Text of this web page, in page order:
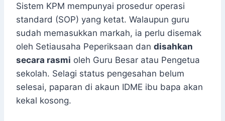
Sistem KPM mempunyai prosedur operasi
standard (SOP) yang ketat. Walaupun guru
sudah memasukkan markah, ia perlu disemak
oleh Setiausaha Peperiksaan dan disahkan
secara rasmi oleh Guru Besar atau Pengetua
sekolah. Selagi status pengesahan belum
selesai, paparan di akaun IDME ibu bapa akan
kekal kosong.